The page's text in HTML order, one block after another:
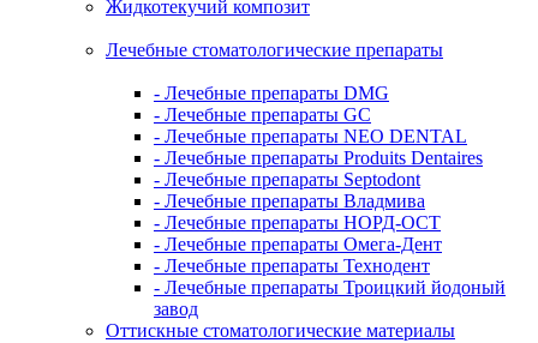
Жидкотекучий композит
Лечебные стоматологические препараты
- Лечебные препараты DMG
- Лечебные препараты GC
- Лечебные препараты NEO DENTAL
- Лечебные препараты Produits Dentaires
- Лечебные препараты Septodont
- Лечебные препараты Владмива
- Лечебные препараты НОРД-ОСТ
- Лечебные препараты Омега-Дент
- Лечебные препараты Технодент
- Лечебные препараты Троицкий йодоный
завод
Оттискные стоматологические материалы